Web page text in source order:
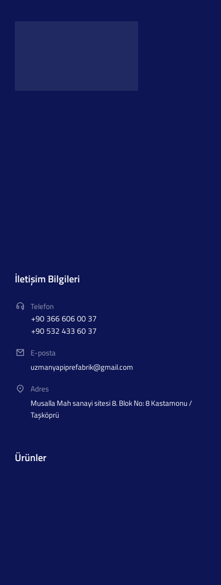
İletişim Bilgileri
Telefon
+90 366 606 00 37
+90 532 433 60 37
E-posta
uzmanyapiprefabrik@gmail.com
Adres
Musalla Mah sanayi sitesi 8. Blok No: 8 Kastamonu /
Taşköprü
Ürünler